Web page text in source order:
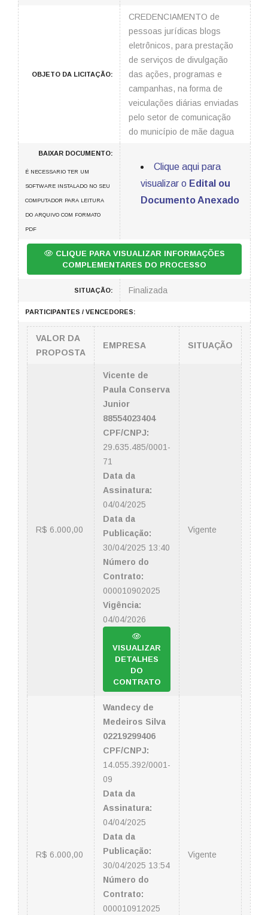
OBJETO DA LICITAÇÃO:
CREDENCIAMENTO de
pessoas jurídicas blogs
eletrônicos, para prestação
de serviços de divulgação
das ações, programas e
campanhas, na forma de
veiculações diárias enviadas
pelo setor de comunicação
do município de mãe dagua
BAIXAR DOCUMENTO:
É NECESSARIO TER UM
SOFTWARE INSTALADO NO SEU
COMPUTADOR PARA LEITURA
DO ARQUIVO COM FORMATO
PDF
Clique aqui para
visualizar o Edital ou
Documento Anexado
CLIQUE PARA VISUALIZAR INFORMAÇÕES
COMPLEMENTARES DO PROCESSO
SITUAÇÃO: Finalizada
PARTICIPANTES / VENCEDORES:
VALOR DA
PROPOSTA
EMPRESA SITUAÇÃO
R$ 6.000,00
Vicente de
Paula Conserva
Junior
88554023404
CPF/CNPJ:
29.635.485/0001-
71
Data da
Assinatura:
04/04/2025
Data da
Publicação:
30/04/2025 13:40
Número do
Contrato:
000010902025
Vigência:
04/04/2026
VISUALIZAR
DETALHES
DO
CONTRATO
Vigente
R$ 6.000,00
Wandecy de
Medeiros Silva
02219299406
CPF/CNPJ:
14.055.392/0001-
09
Data da
Assinatura:
04/04/2025
Data da
Publicação:
30/04/2025 13:54
Número do
Contrato:
000010912025
Vigente